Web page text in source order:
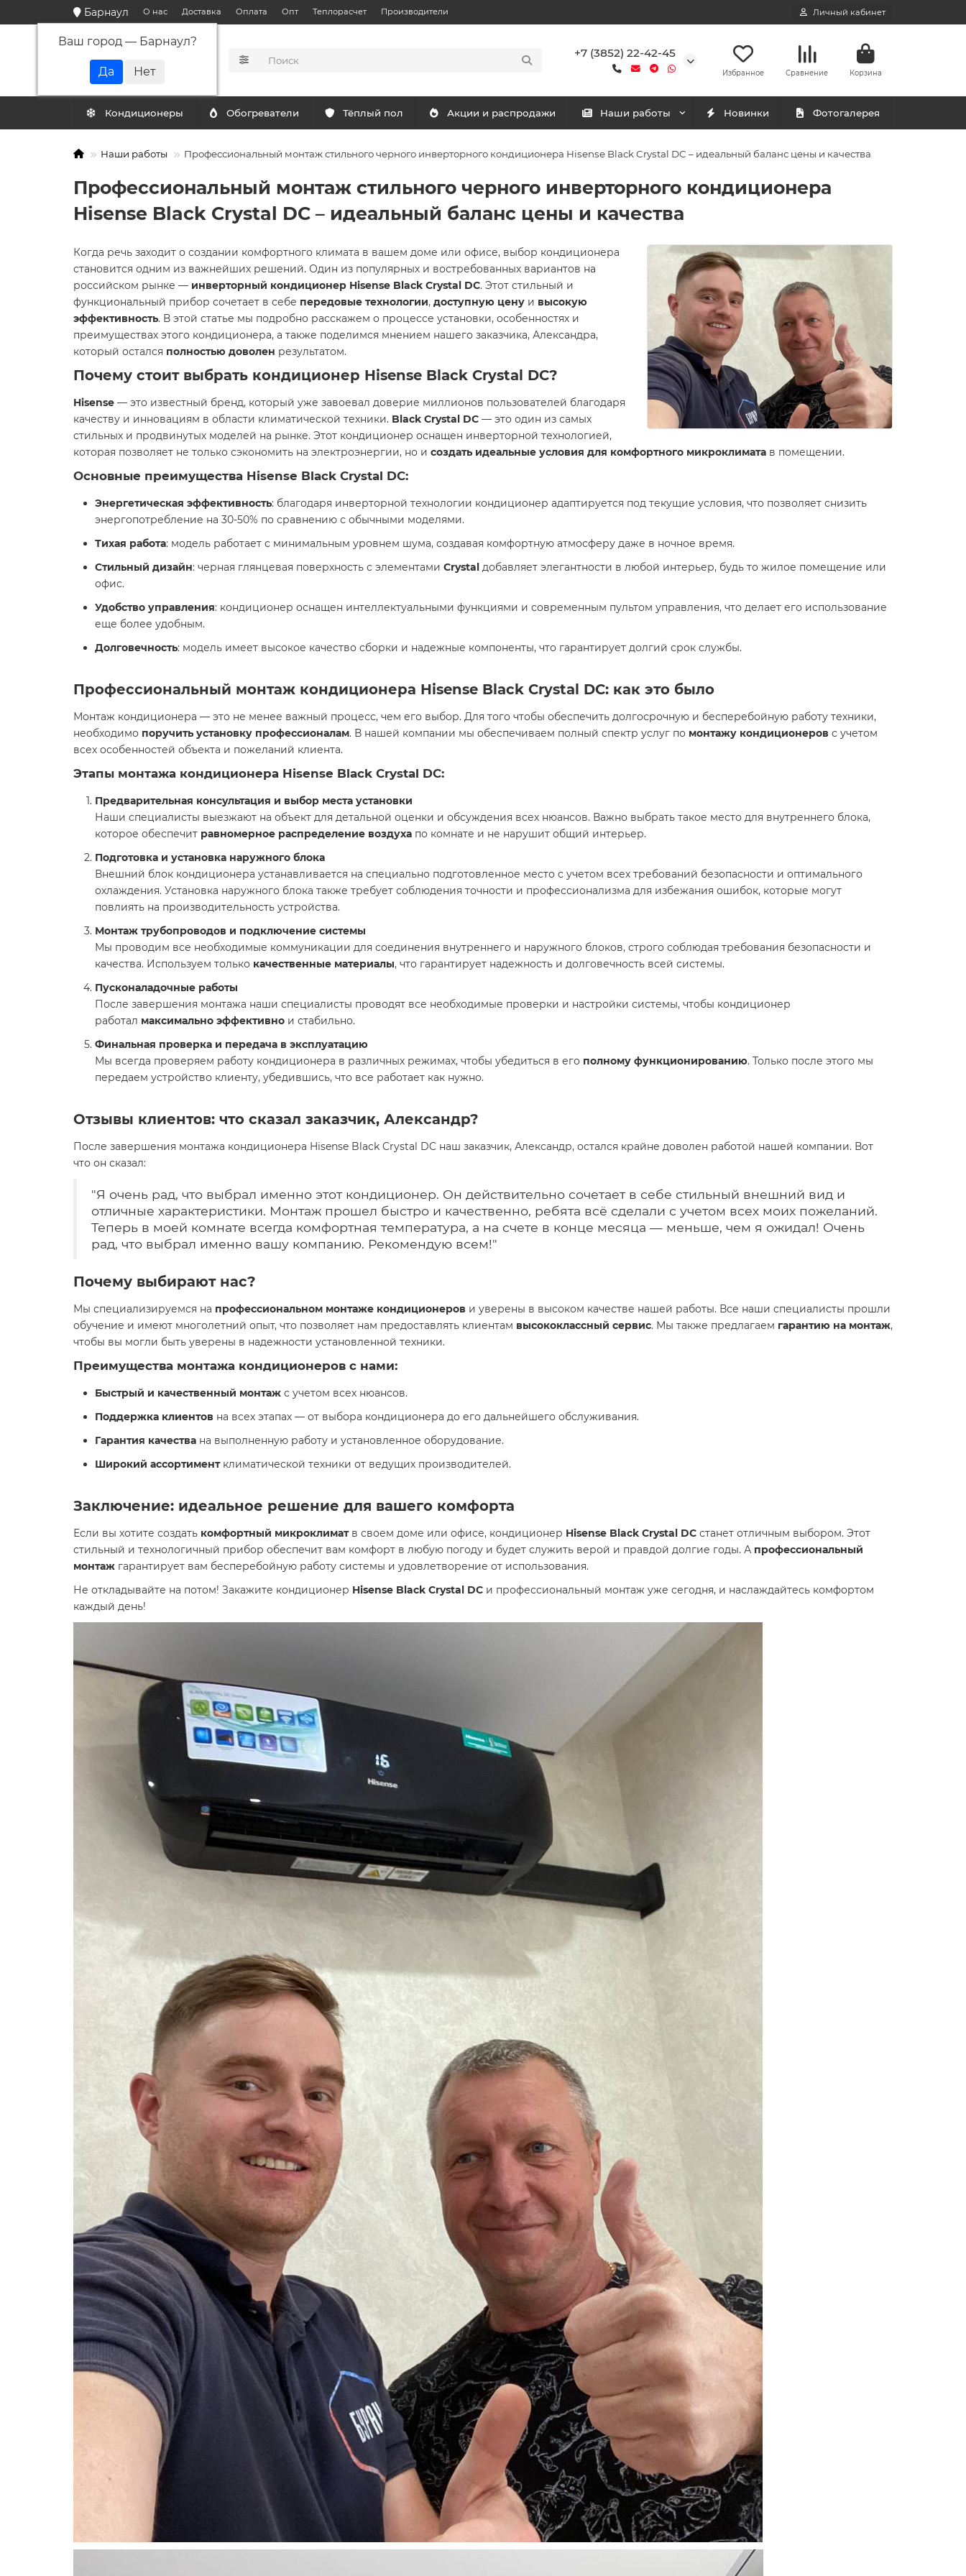
Барнаул
Ваш город — Барнаул?
О нас Доставка Оплата Опт Теплорасчет Производители Личный кабинет
+7 (3852) 22-42-45
Избранное Сравнение Корзина
Кондиционеры Обогреватели Тёплый пол Акции и распродажи Наши работы Новинки Фотогалерея
Наши работы Профессиональный монтаж стильного черного инверторного кондиционера Hisense Black Crystal DC – идеальный баланс цены и качества
Профессиональный монтаж стильного черного инверторного кондиционера
Hisense Black Crystal DC – идеальный баланс цены и качества
Когда речь заходит о создании комфортного климата в вашем доме или офисе, выбор кондиционера
становится одним из важнейших решений. Один из популярных и востребованных вариантов на
российском рынке — инверторный кондиционер Hisense Black Crystal DC. Этот стильный и
функциональный прибор сочетает в себе передовые технологии, доступную цену и высокую
эффективность. В этой статье мы подробно расскажем о процессе установки, особенностях и
преимуществах этого кондиционера, а также поделимся мнением нашего заказчика, Александра,
который остался полностью доволен результатом.
Почему стоит выбрать кондиционер Hisense Black Crystal DC?
Hisense — это известный бренд, который уже завоевал доверие миллионов пользователей благодаря
качеству и инновациям в области климатической техники. Black Crystal DC — это один из самых
стильных и продвинутых моделей на рынке. Этот кондиционер оснащен инверторной технологией,
которая позволяет не только сэкономить на электроэнергии, но и создать идеальные условия для комфортного микроклимата в помещении.
Основные преимущества Hisense Black Crystal DC:
Энергетическая эффективность: благодаря инверторной технологии кондиционер адаптируется под текущие условия, что позволяет снизить
энергопотребление на 30-50% по сравнению с обычными моделями.
Тихая работа: модель работает с минимальным уровнем шума, создавая комфортную атмосферу даже в ночное время.
Стильный дизайн: черная глянцевая поверхность с элементами Crystal добавляет элегантности в любой интерьер, будь то жилое помещение или
офис.
Удобство управления: кондиционер оснащен интеллектуальными функциями и современным пультом управления, что делает его использование
еще более удобным.
Долговечность: модель имеет высокое качество сборки и надежные компоненты, что гарантирует долгий срок службы.
Профессиональный монтаж кондиционера Hisense Black Crystal DC: как это было
Монтаж кондиционера — это не менее важный процесс, чем его выбор. Для того чтобы обеспечить долгосрочную и бесперебойную работу техники,
необходимо поручить установку профессионалам. В нашей компании мы обеспечиваем полный спектр услуг по монтажу кондиционеров с учетом
всех особенностей объекта и пожеланий клиента.
Этапы монтажа кондиционера Hisense Black Crystal DC:
Предварительная консультация и выбор места установки
Наши специалисты выезжают на объект для детальной оценки и обсуждения всех нюансов. Важно выбрать такое место для внутреннего блока,
которое обеспечит равномерное распределение воздуха по комнате и не нарушит общий интерьер.
Подготовка и установка наружного блока
Внешний блок кондиционера устанавливается на специально подготовленное место с учетом всех требований безопасности и оптимального
охлаждения. Установка наружного блока также требует соблюдения точности и профессионализма для избежания ошибок, которые могут
повлиять на производительность устройства.
Монтаж трубопроводов и подключение системы
Мы проводим все необходимые коммуникации для соединения внутреннего и наружного блоков, строго соблюдая требования безопасности и
качества. Используем только качественные материалы, что гарантирует надежность и долговечность всей системы.
Пусконаладочные работы
После завершения монтажа наши специалисты проводят все необходимые проверки и настройки системы, чтобы кондиционер
работал максимально эффективно и стабильно.
Финальная проверка и передача в эксплуатацию
Мы всегда проверяем работу кондиционера в различных режимах, чтобы убедиться в его полному функционированию. Только после этого мы
передаем устройство клиенту, убедившись, что все работает как нужно.
Отзывы клиентов: что сказал заказчик, Александр?
После завершения монтажа кондиционера Hisense Black Crystal DC наш заказчик, Александр, остался крайне доволен работой нашей компании. Вот
что он сказал:
"Я очень рад, что выбрал именно этот кондиционер. Он действительно сочетает в себе стильный внешний вид и
отличные характеристики. Монтаж прошел быстро и качественно, ребята всё сделали с учетом всех моих пожеланий.
Теперь в моей комнате всегда комфортная температура, а на счете в конце месяца — меньше, чем я ожидал! Очень
рад, что выбрал именно вашу компанию. Рекомендую всем!"
Почему выбирают нас?
Мы специализируемся на профессиональном монтаже кондиционеров и уверены в высоком качестве нашей работы. Все наши специалисты прошли
обучение и имеют многолетний опыт, что позволяет нам предоставлять клиентам высококлассный сервис. Мы также предлагаем гарантию на монтаж,
чтобы вы могли быть уверены в надежности установленной техники.
Преимущества монтажа кондиционеров с нами:
Быстрый и качественный монтаж с учетом всех нюансов.
Поддержка клиентов на всех этапах — от выбора кондиционера до его дальнейшего обслуживания.
Гарантия качества на выполненную работу и установленное оборудование.
Широкий ассортиментклиматической техники от ведущих производителей.
Заключение: идеальное решение для вашего комфорта
Если вы хотите создать комфортный микроклиматв своем доме или офисе, кондиционер Hisense Black Crystal DC станет отличным выбором. Этот
стильный и технологичный прибор обеспечит вам комфорт в любую погоду и будет служить верой и правдой долгие годы. А профессиональный
монтаж гарантирует вам бесперебойную работу системы и удовлетворение от использования.
Не откладывайте на потом! Закажите кондиционер Hisense Black Crystal DC и профессиональный монтаж уже сегодня, и наслаждайтесь комфортом
каждый день!